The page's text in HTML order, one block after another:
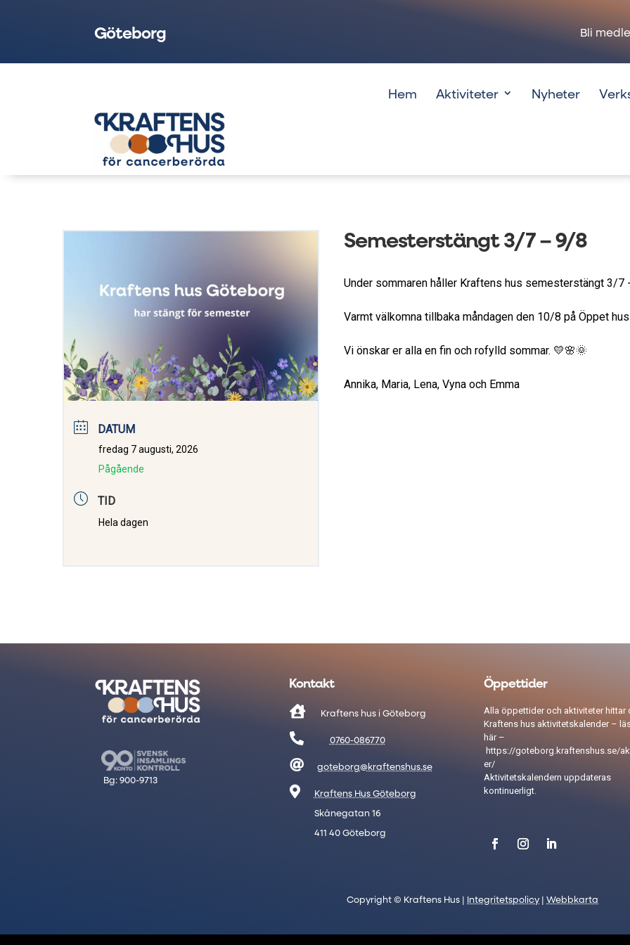
Göteborg Bli
Hem Aktiviteter Nyheter
DATUM
fredag 7 augusti, 2026
Pågående
TID
Hela dagen
Semesterstängt 3/7 – 9/8
Under sommaren håller Kraftens hus semesterstängt 3/7
Varmt välkomna tillbaka måndagen den 10/8 på Öppet
Vi önskar er alla en fin och rofylld sommar. 💛🌸🌞
Annika, Maria, Lena, Vyna och Emma
Kontakt
 Kraftens hus i Göteborg
 0760-086770
 goteborg@kraftenshus.se
 Kraftens Hus Göteborg
Skånegatan 16
411 40 Göteborg
Öppettider
Alla öppettider och aktiviteter hittar
Kraftens hus aktivitetskalender –
här –
https://goteborg.kraftenshus.se/
er/
Aktivitetskalendern uppdateras
kontinuerligt.
Copyright © Kraftens Hus | Integritetspolicy Webbkarta